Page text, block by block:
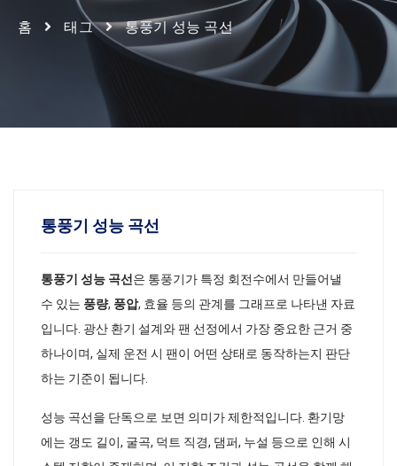
홈 태그 통풍기 성능 곡선
통풍기 성능 곡선
통풍기 성능 곡선 은 통풍기가 특정 회전수에서 만들어낼
수 있는 풍량, 풍압, 효율 등의 관계를 그래프로 나타낸 자료
입니다. 광산 환기 설계와 팬 선정에서 가장 중요한 근거 중
하나이며, 실제 운전 시 팬이 어떤 상태로 동작하는지 판단
하는 기준이 됩니다.
성능 곡선을 단독으로 보면 의미가 제한적입니다. 환기망
에는 갱도 길이, 굴곡, 덕트 직경, 댐퍼, 누설 등으로 인해 시